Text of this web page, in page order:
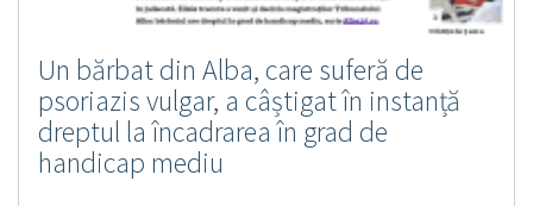
Un bărbat din Alba, care suferă de
psoriazis vulgar, a câștigat în instanță
dreptul la încadrarea în grad de
handicap mediu